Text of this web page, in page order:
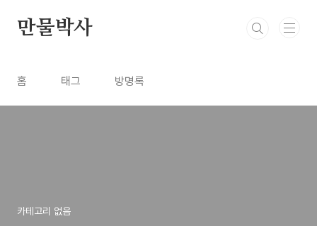
만물박사
홈 태그 방명록
카테고리 없음